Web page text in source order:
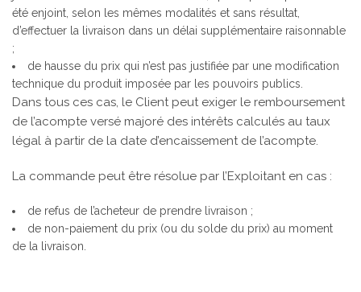
été enjoint, selon les mêmes modalités et sans résultat,
d’effectuer la livraison dans un délai supplémentaire raisonnable
;
de hausse du prix qui n’est pas justifiée par une modification
technique du produit imposée par les pouvoirs publics.
Dans tous ces cas, le Client peut exiger le remboursement
de l’acompte versé majoré des intérêts calculés au taux
légal à partir de la date d’encaissement de l’acompte.
La commande peut être résolue par l’Exploitant en cas :
de refus de l’acheteur de prendre livraison ;
de non-paiement du prix (ou du solde du prix) au moment
de la livraison.